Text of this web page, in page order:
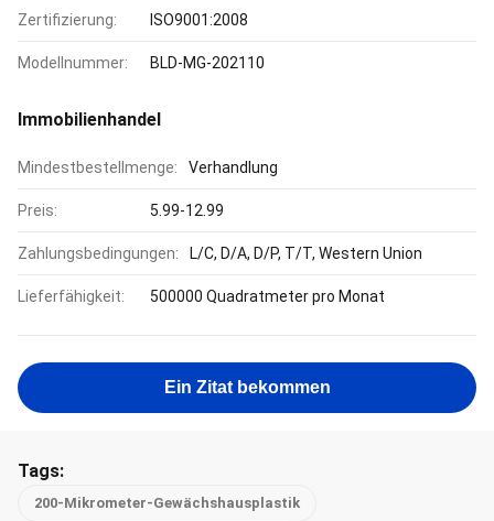
Zertifizierung: ISO9001:2008
Modellnummer: BLD-MG-202110
Immobilienhandel
Mindestbestellmenge: Verhandlung
Preis: 5.99-12.99
Zahlungsbedingungen: L/C, D/A, D/P, T/T, Western Union
Lieferfähigkeit: 500000 Quadratmeter pro Monat
Ein Zitat bekommen
Tags:
200-Mikrometer-Gewächshausplastik